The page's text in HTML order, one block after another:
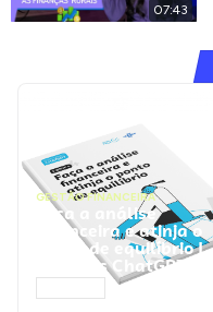
07:43
GESTÃO FINANCEIRA
Faça a análise
financeira e atinja o
ponto de equilíbrio |
Prompts ChatGPT